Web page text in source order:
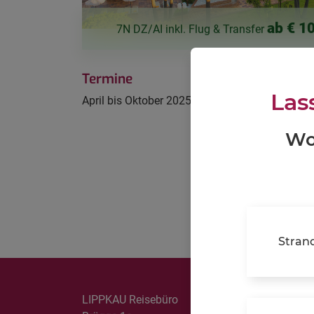
URLAUBSTRANSFERS
REISEVERSICHERUNGEN
7N DZ/AI inkl. Flug & Transfer ab €
Termine
April bis Oktober 2025
LIPPKAU Reisebüro